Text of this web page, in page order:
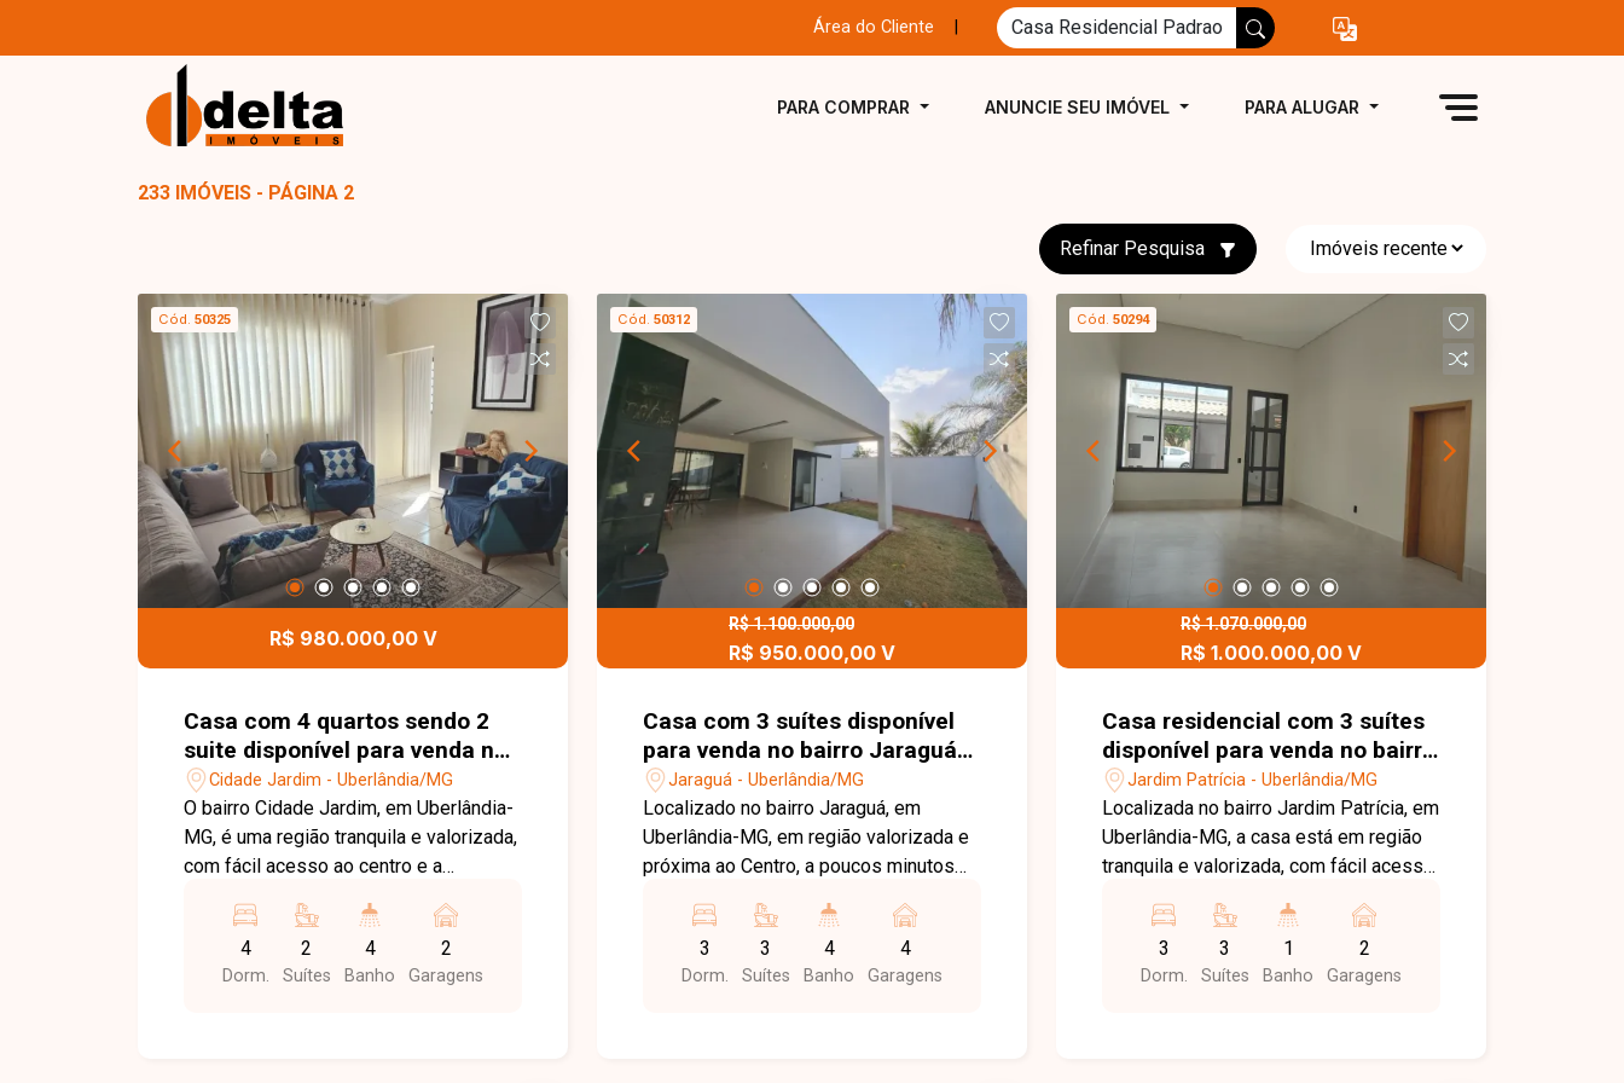
Área do Cliente
PARA COMPRAR ANUNCIE SEU IMÓVEL PARA ALUGAR
233 IMÓVEIS - PÁGINA 2
Refinar Pesquisa
Cód. 50325
R$ 980.000,00 V
Casa com 4 quartos sendo 2
suite disponível para venda no
bairro Cidade Jardim em
Uberlândia-MG.
Cidade Jardim - Uberlândia/MG
O bairro Cidade Jardim, em Uberlândia-
MG, é uma região tranquila e valorizada,
com fácil acesso ao centro e a
busca conforto e praticidade no dia a
construída, sala de estar, sala de jantar,
4
Dorm.
2
Suítes
4
Banho
2
Garagens
Cód. 50312
R$ 1.100.000,00
R$ 950.000,00 V
Casa com 3 suítes disponível
para venda no bairro Jaraguá
em Uberlândia-MG
Jaraguá - Uberlândia/MG
Localizado no bairro Jaraguá, em
Uberlândia-MG, em região valorizada e
próxima ao Centro, a poucos minutos
Vargas e às margens do Parque Linear
do Uberabinha, o imóvel oferece vista
panorâmica exclusiva para área verde,
3
Dorm.
3
Suítes
4
Banho
4
Garagens
Cód. 50294
R$ 1.070.000,00
R$ 1.000.000,00 V
Casa residencial com 3 suítes
disponível para venda no bairro
Jardim Patrícia em Uberlândia-
MG
Jardim Patrícia - Uberlândia/MG
Localizada no bairro Jardim Patrícia, em
Uberlândia-MG, a casa está em região
tranquila e valorizada, com fácil acesso
essenciais, oferecendo praticidade e
comodidade no dia a dia. Casa com 205
m² de área construída em terreno de
3
Dorm.
3
Suítes
1
Banho
2
Garagens